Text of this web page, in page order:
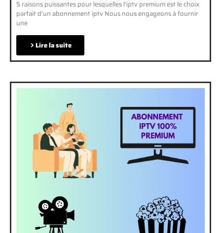
5 raisons puissantes pour lesquelles l’iptv premium est le choix
parfait d’un abonnement iptv Nous nous engageons à fournir
une
Lire la suite